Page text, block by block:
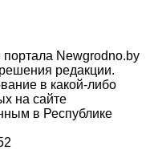
Newgrodno.by
редакции.
в какой-либо
на сайте
в Республике